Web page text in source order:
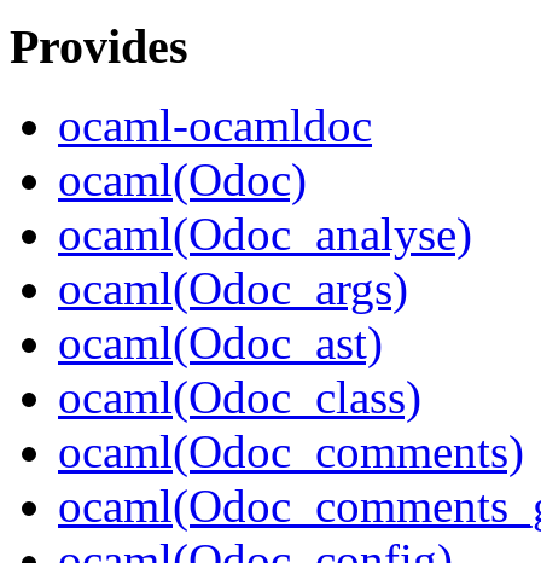
Provides
ocaml-ocamldoc
ocaml(Odoc)
ocaml(Odoc_analyse)
ocaml(Odoc_args)
ocaml(Odoc_ast)
ocaml(Odoc_class)
ocaml(Odoc_comments)